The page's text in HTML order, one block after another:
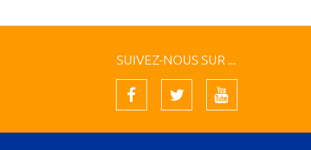
SUIVEZ-NOUS SUR ...